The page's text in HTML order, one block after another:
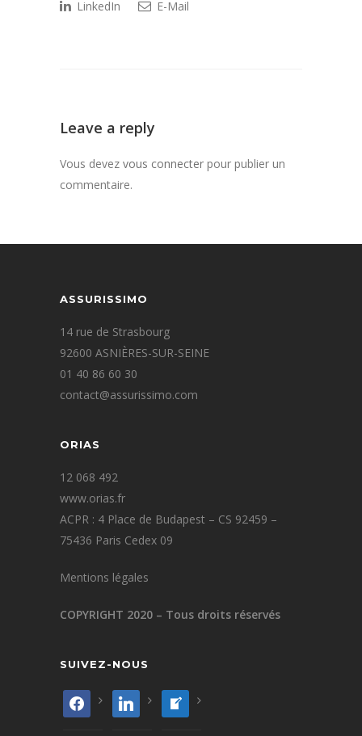
LinkedIn
E-Mail
Leave a reply
Vous devez vous connecter pour publier un
commentaire.
ASSURISSIMO
14 rue de Strasbourg
92600 ASNIÈRES-SUR-SEINE
01 40 86 60 30
contact@assurissimo.com
ORIAS
12 068 492
www.orias.fr
ACPR : 4 Place de Budapest – CS 92459 –
75436 Paris Cedex 09
Mentions légales
COPYRIGHT 2020 – Tous droits réservés
SUIVEZ-NOUS
facebook linkedin
welcome-
write-